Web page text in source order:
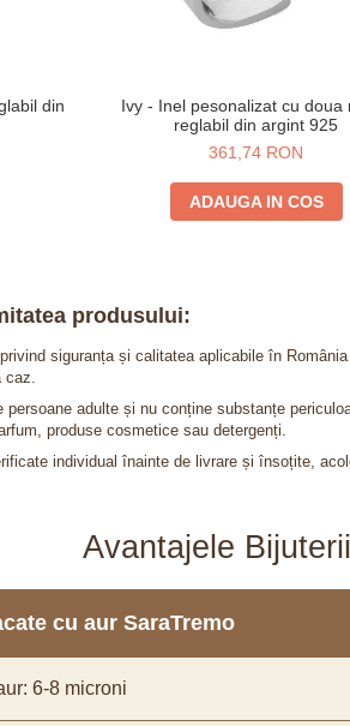
din
Ivy - Inel pesonalizat cu doua
reglabil din argint 925
361,74 RON
ADAUGA IN COS
produsului:
siguranța și calitatea aplicabile în
caz.
adulte și nu conține substanțe
produse cosmetice sau detergenți.
individual înainte de livrare și însoțite,
Avantajele
cu aur SaraTremo
6-8 microni